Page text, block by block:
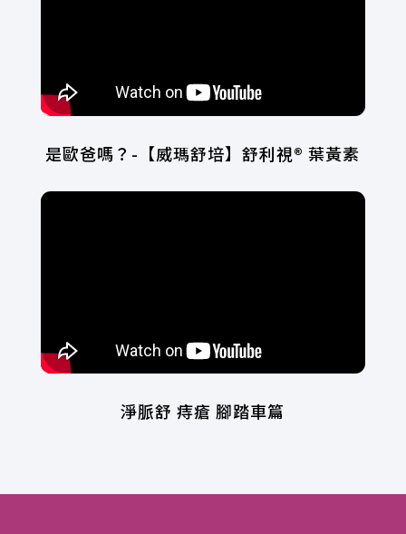
是歐爸嗎？-【威瑪舒培】舒利視® 葉黃素
淨脈舒 痔瘡 腳踏車篇